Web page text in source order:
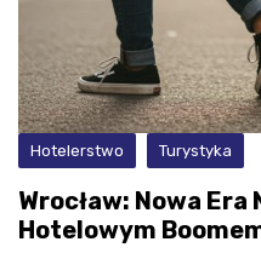
Hotelerstwo Turystyka
Wrocław: Nowa
Hotelowym